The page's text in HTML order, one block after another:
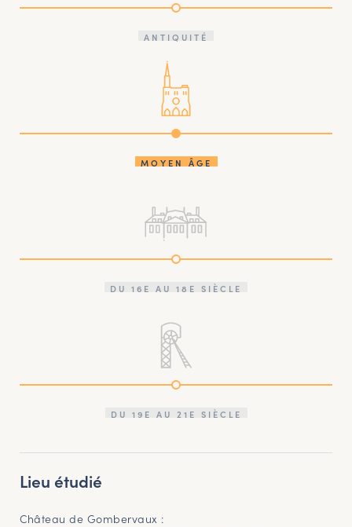
ANTIQUITÉ
MOYEN ÂGE
DU 16E AU 18E SIÈCLE
DU 19E AU 21E SIÈCLE
Lieu étudié
Château de Gombervaux :